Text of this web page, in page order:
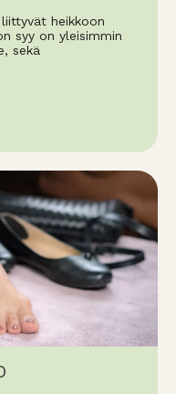
heikkoon
syy on yleisimmin
sekä